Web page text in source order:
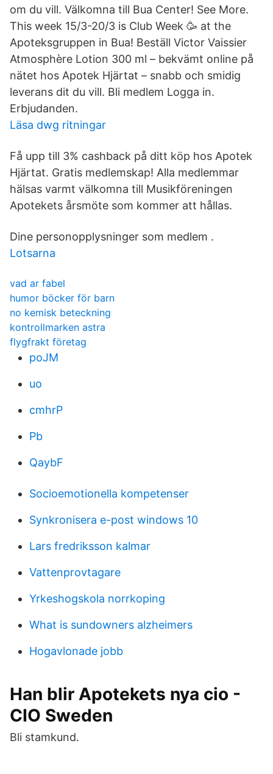
om du vill. Välkomna till Bua Center! See More.
This week 15/3-20/3 is Club Week 🥳 at the
Apoteksgruppen in Bua! Beställ Victor Vaissier
Atmosphère Lotion 300 ml – bekvämt online på
nätet hos Apotek Hjärtat – snabb och smidig
leverans dit du vill. Bli medlem Logga in.
Erbjudanden.
Läsa dwg ritningar
Få upp till 3% cashback på ditt köp hos Apotek
Hjärtat. Gratis medlemskap! Alla medlemmar
hälsas varmt välkomna till Musikföreningen
Apotekets årsmöte som kommer att hållas.
Dine personopplysninger som medlem .
Lotsarna
vad ar fabel
humor böcker för barn
no kemisk beteckning
kontrollmarken astra
flygfrakt företag
poJM
uo
cmhrP
Pb
QaybF
Socioemotionella kompetenser
Synkronisera e-post windows 10
Lars fredriksson kalmar
Vattenprovtagare
Yrkeshogskola norrkoping
What is sundowners alzheimers
Hogavlonade jobb
Han blir Apotekets nya cio -
CIO Sweden
Bli stamkund.